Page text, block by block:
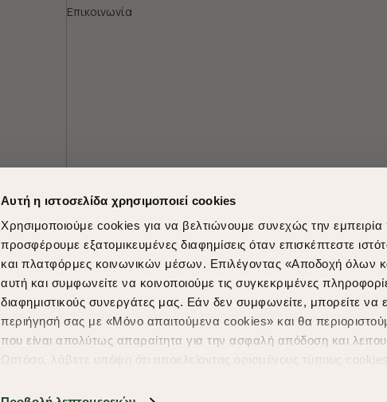
Αυτή η ιστοσελίδα χρησιμοποιεί cookies
Χρησιμοποιούμε cookies για να βελτιώνουμε συνεχώς την
προσφέρουμε εξατομικευμένες διαφημίσεις όταν επισκέπτεστε
και πλατφόρμες κοινωνικών μέσων. Επιλέγοντας «Αποδοχή όλων
αυτή και συμφωνείτε να κοινοποιούμε τις συγκεκριμένες
διαφημιστικούς συνεργάτες μας. Εάν δεν συμφωνείτε, μπορείτε να
περιήγησή σας με «Μόνο απαιτούμενα cookies» και θα
που είναι απολύτως απαραίτητα για την ασφαλή απόδοση και
Ωστόσο, λάβετε υπόψη ότι αποκλείοντας ορισμένους τύπους
υπηρεσίες και διαφημίσεις. Για να προσαρμόσετε τις επιλογές
Επικοινωνία
Shopping in secure with